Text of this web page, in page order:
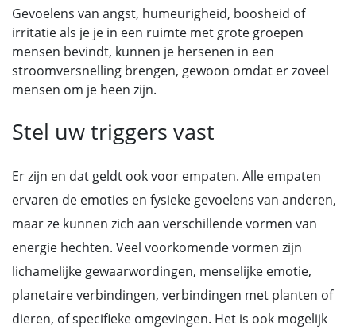
Gevoelens van angst, humeurigheid, boosheid of
irritatie als je je in een ruimte met grote groepen
mensen bevindt, kunnen je hersenen in een
stroomversnelling brengen, gewoon omdat er zoveel
mensen om je heen zijn.
Stel uw triggers vast
Er zijn en dat geldt ook voor empaten. Alle empaten
ervaren de emoties en fysieke gevoelens van anderen,
maar ze kunnen zich aan verschillende vormen van
energie hechten. Veel voorkomende vormen zijn
lichamelijke gewaarwordingen, menselijke emotie,
planetaire verbindingen, verbindingen met planten of
dieren, of specifieke omgevingen. Het is ook mogelijk